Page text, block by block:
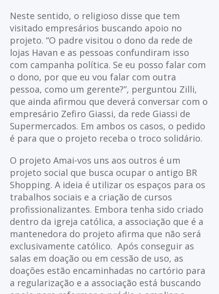
Neste sentido, o religioso disse que tem
visitado empresários buscando apoio no
projeto. “O padre visitou o dono da rede de
lojas Havan e as pessoas confundiram isso
com campanha política. Se eu posso falar com
o dono, por que eu vou falar com outra
pessoa, como um gerente?”, perguntou Zilli,
que ainda afirmou que deverá conversar com o
empresário Zefiro Giassi, da rede Giassi de
Supermercados. Em ambos os casos, o pedido
é para que o projeto receba o troco solidário.
O projeto Amai-vos uns aos outros é um
projeto social que busca ocupar o antigo BR
Shopping. A ideia é utilizar os espaços para os
trabalhos sociais e a criação de cursos
profissionalizantes. Embora tenha sido criado
dentro da igreja católica, a associação que é a
mantenedora do projeto afirma que não será
exclusivamente católico. Após conseguir as
salas em doação ou em cessão de uso, as
doações estão encaminhadas no cartório para
a regularização e a associação está buscando